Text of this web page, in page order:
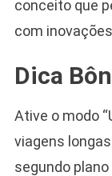
conceito que
com
Dica
Ative o modo
viagens
segundo